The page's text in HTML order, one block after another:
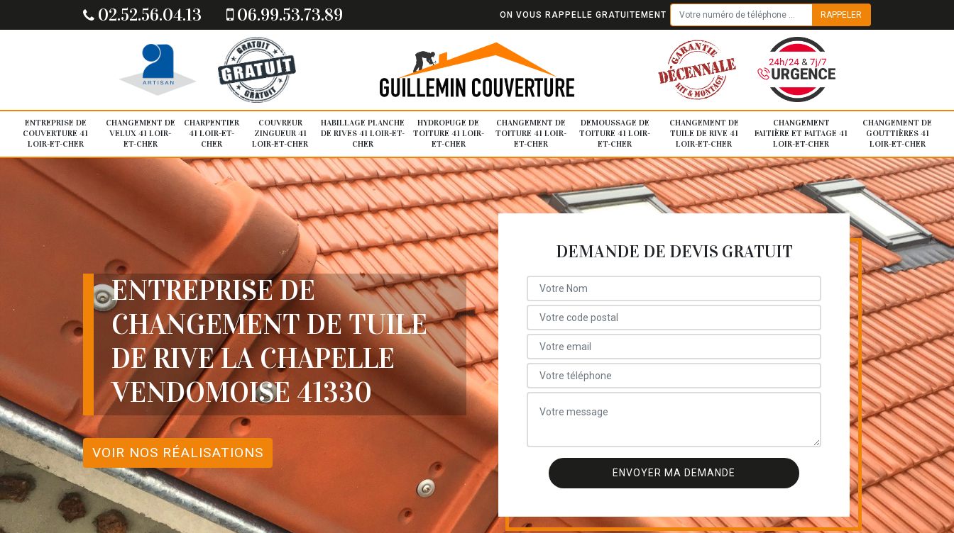
02.52.56.04.13 06.99.53.73.89 ON VOUS RAPPELLE GRATUITEMENT
ENTREPRISE DE
COUVERTURE 41
LOIR-ET-CHER
CHANGEMENT DE
VELUX 41 LOIR-
ET-CHER
CHARPENTIER
41 LOIR-ET-
CHER
COUVREUR
ZINGUEUR 41
LOIR-ET-CHER
HABILLAGE PLANCHE
DE RIVES 41 LOIR-ET-
CHER
HYDROFUGE DE
TOITURE 41 LOIR-
ET-CHER
CHANGEMENT DE
TOITURE 41 LOIR-
ET-CHER
DEMOUSSAGE DE
TOITURE 41 LOIR-
ET-CHER
CHANGEMENT DE
TUILE DE RIVE 41
LOIR-ET-CHER
CHANGEMENT
FAITIÈRE ET FAITAGE 41
LOIR-ET-CHER
CHANGEMENT DE
GOUTTIÈRES 41
LOIR-ET-CHER
ENTREPRISE DE
CHANGEMENT DE TUILE
DE RIVE LA CHAPELLE
VENDOMOISE 41330
VOIR NOS RÉALISATIONS
DEMANDE DE DEVIS GRATUIT